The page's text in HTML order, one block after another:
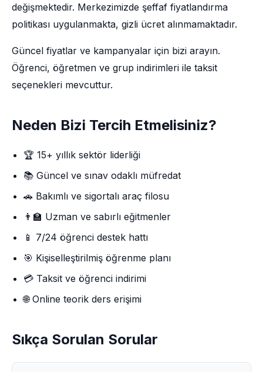
değişmektedir. Merkezimizde şeffaf fiyatlandırma
politikası uygulanmakta, gizli ücret alınmamaktadır.
Güncel fiyatlar ve kampanyalar için bizi arayın.
Öğrenci, öğretmen ve grup indirimleri ile taksit
seçenekleri mevcuttur.
Neden Bizi Tercih Etmelisiniz?
🏆 15+ yıllık sektör liderliği
📚 Güncel ve sınav odaklı müfredat
🚗 Bakımlı ve sigortalı araç filosu
👨‍🏫 Uzman ve sabırlı eğitmenler
📱 7/24 öğrenci destek hattı
🎯 Kişiselleştirilmiş öğrenme planı
💳 Taksit ve öğrenci indirimi
🌐 Online teorik ders erişimi
Sıkça Sorulan Sorular